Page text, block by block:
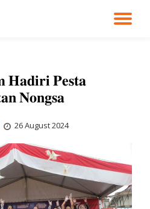
𝐏𝐞𝐬𝐭𝐚
𝐍𝐨𝐧𝐠𝐬𝐚
26 August 2024